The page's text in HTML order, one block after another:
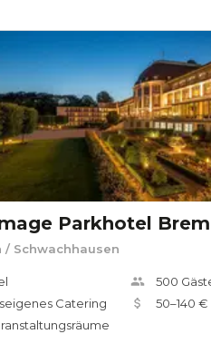
Parkhotel
/ Schwachhausen
Catering
e
500
50–140 €